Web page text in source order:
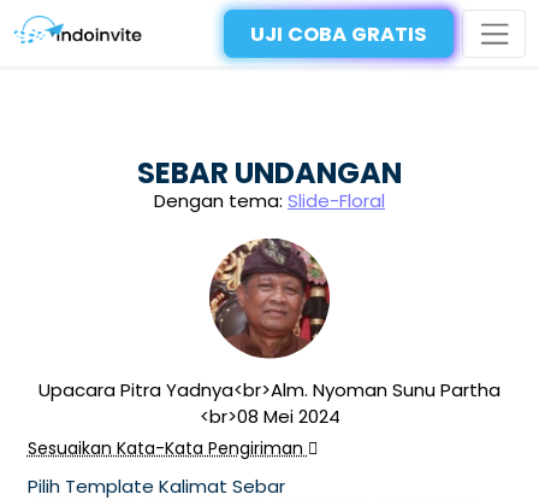
UJI COBA GRATIS
SEBAR UNDANGAN
Dengan tema: Slide-Floral
Upacara Pitra Yadnya<br>Alm. Nyoman Sunu Partha
<br>08 Mei 2024
Sesuaikan Kata-Kata Pengiriman
Pilih Template Kalimat Sebar